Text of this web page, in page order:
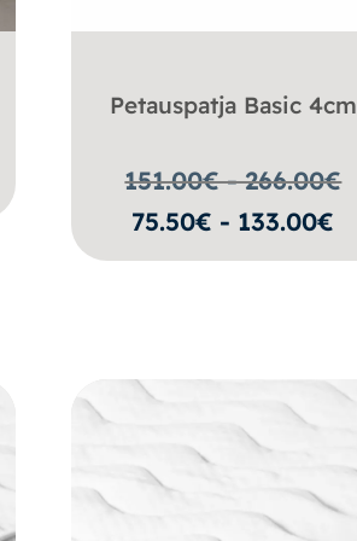
Petauspatja Basic 4cm
151.00€ - 266.00€
75.50€ - 133.00€